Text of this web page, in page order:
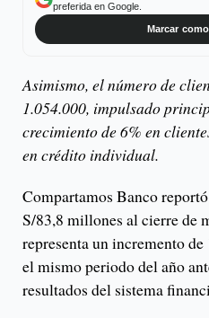
preferida en Google.
Marcar
Asimismo, el número de
1.054.000, impulsado
crecimiento de 6% en
en crédito individual.
Compartamos Banco
S/83,8 millones al cierre de
representa un incremento
el mismo periodo del año
resultados del sistema